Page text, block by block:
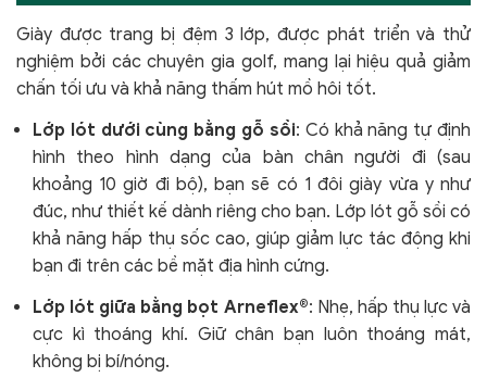
Giày được trang bị đệm 3 lớp, được phát triển và thử
nghiệm bởi các chuyên gia golf, mang lại hiệu quả giảm
chấn tối ưu và khả năng thấm hút mồ hôi tốt.
Lớp lót dưới cùng bằng gỗ sồi: Có khả năng tự định
hình theo hình dạng của bàn chân người đi (sau
khoảng 10 giờ đi bộ), bạn sẽ có 1 đôi giày vừa y như
đúc, như thiết kế dành riêng cho bạn. Lớp lót gỗ sồi có
khả năng hấp thụ sốc cao, giúp giảm lực tác động khi
bạn đi trên các bề mặt địa hình cứng.
Lớp lót giữa bằng bọt Arneflex®: Nhẹ, hấp thụ lực và
cực kì thoáng khí. Giữ chân bạn luôn thoáng mát,
không bị bí/nóng.